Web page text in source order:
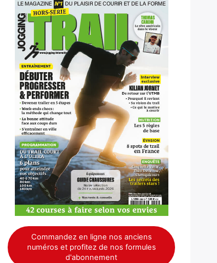
Commandez en ligne nos anciens
numéros et profitez de nos formules
d'abonnement